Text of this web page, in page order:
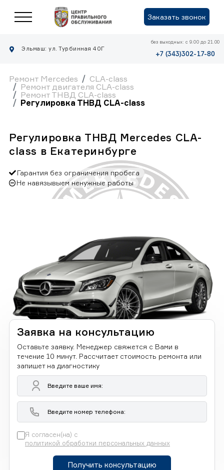
Заказать звонок
Эльмаш: ул. Турбинная 40Г
без выходных: с 9.00 до 21.00
+7 (343)302-17-80
Ремонт Mercedes
CLA-class
Ремонт двигателя CLA-class
Ремонт ТНВД CLA-class
Регулировка ТНВД CLA-class
Регулировка ТНВД Mercedes CLA-
class в Екатеринбурге
Гарантия без ограничения пробега
Не навязывыем ненужные работы
Заявка на консультацию
Оставьте заявку. Менеджер свяжется с Вами в
течение 10 минут. Рассчитает стоимость ремонта или
запишет на диагностику
Я согласен(на) с
политикой обработки персональных данных
Получить консультацию